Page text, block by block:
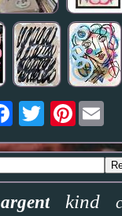
Pinterest
argent kind